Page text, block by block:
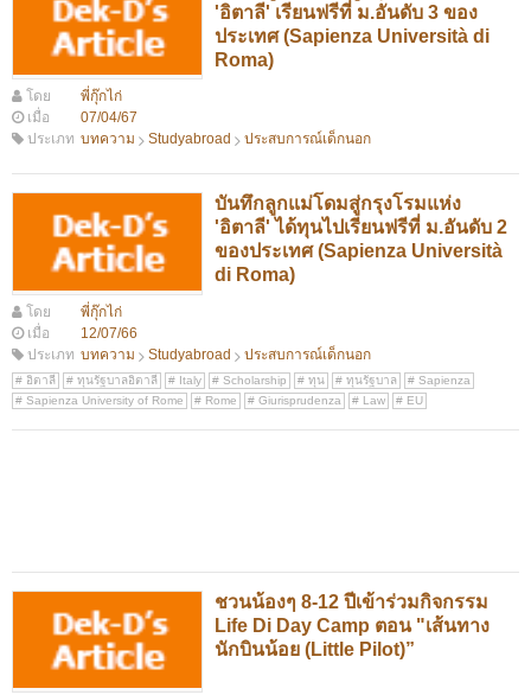
'อิตาลี' เรียนฟรีที่ ม.อันดับ 3 ของ
ประเทศ (Sapienza Università di
Roma)
โดย
พี่กุ๊กไก่
เมื่อ
07/04/67
ประเภท บทความ Studyabroad ประสบการณ์เด็กนอก
บันทึกลูกแม่โดมสู่กรุงโรมแห่ง
'อิตาลี' ได้ทุนไปเรียนฟรีที่ ม.อันดับ 2
ของประเทศ (Sapienza Università
di Roma)
โดย
พี่กุ๊กไก่
เมื่อ
12/07/66
ประเภท บทความ Studyabroad ประสบการณ์เด็กนอก
อิตาลี ทุนรัฐบาลอิตาลี Italy Scholarship ทุน ทุนรัฐบาล
Sapienza
Sapienza University of Rome
Rome Giurisprudenza Law EU
ชวนน้องๆ 8-12 ปีเข้าร่วมกิจกรรม
Life Di Day Camp ตอน "เส้นทาง
นักบินน้อย (Little Pilot)”